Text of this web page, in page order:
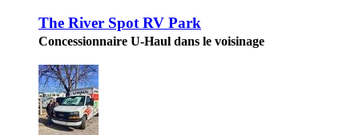
The River Spot RV Park
Concessionnaire U-Haul dans le voisinage